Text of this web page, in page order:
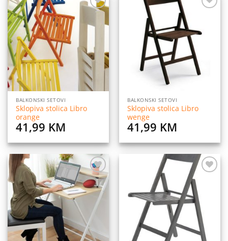
listu
BALKONSKI SETOVI
Sklopiva stolica Libro
orange
41,99 KM
želja
BALKONSKI SETOVI
Sklopiva stolica Libro
wenge
41,99 KM
Dodaj
na
listu
želja